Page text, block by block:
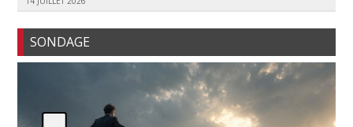
SONDAGE